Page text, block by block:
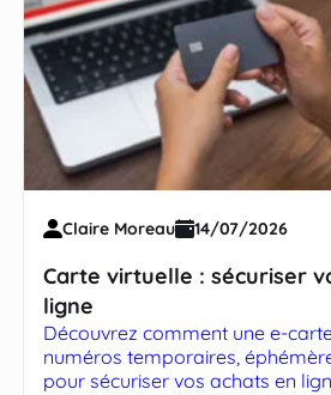
Claire Moreau 14/07/2026
Carte virtuelle : sécuriser
ligne
Découvrez comment une e-
numéros temporaires,
pour sécuriser vos achats en